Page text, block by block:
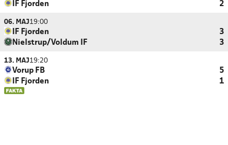
IF Fjorden
2
06. MAJ19:00
IF Fjorden
3
Nielstrup/Voldum IF
3
13. MAJ19:20
Vorup FB
5
IF Fjorden
1